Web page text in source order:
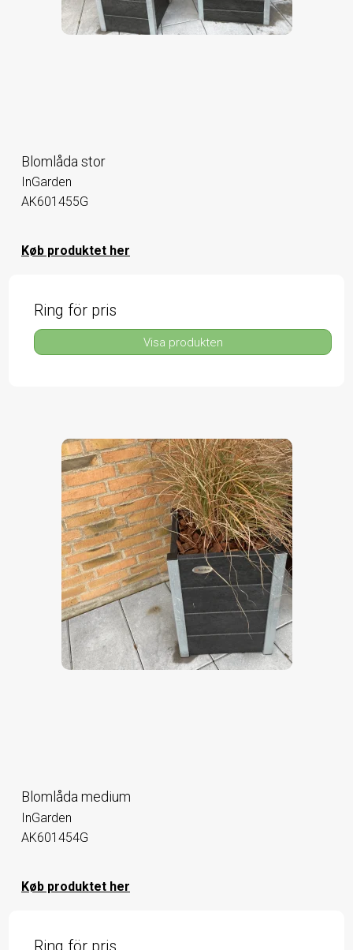
Blomlåda stor
InGarden
AK601455G
Køb produktet her
Ring för pris
Visa produkten
Blomlåda medium
InGarden
AK601454G
Køb produktet her
Ring för pris